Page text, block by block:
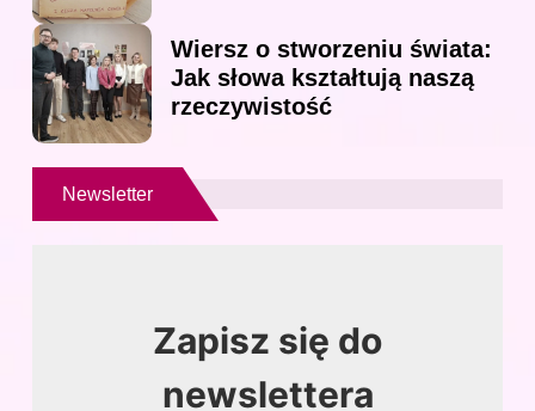
Wiersz o stworzeniu świata:
Jak słowa kształtują naszą
rzeczywistość
Newsletter
Zapisz się do
newslettera